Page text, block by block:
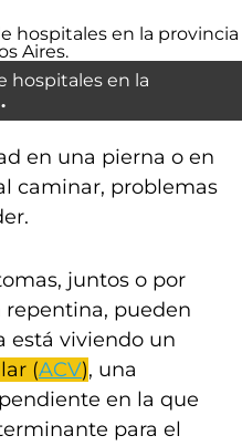
hospitales en la
en una pierna o en
caminar, problemas
juntos o por
repentina, pueden
está viviendo un
(ACV), una
en la que
para el